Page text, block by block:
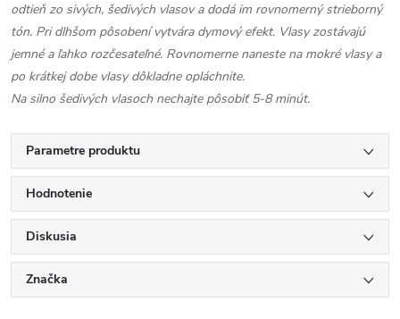
odtieň zo sivých, šedivých vlasov a dodá im rovnomerný strieborný
tón. Pri dlhšom pôsobení vytvára dymový efekt. Vlasy zostávajú
jemné a ľahko rozčesateľné. Rovnomerne naneste na mokré vlasy a
po krátkej dobe vlasy dôkladne opláchnite.
Na silno šedivých vlasoch nechajte pôsobiť 5-8 minút.
Parametre produktu
Hodnotenie
Diskusia
Značka